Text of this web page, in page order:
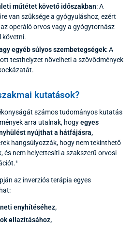
műtétet követő időszakban: A
van szüksége a gyógyuláshoz, ezért
operáló orvos vagy a gyógytornász
követni.
egyéb súlyos szembetegségek: A
testhelyzet növelheti a szövődmények
kutatások?
számos tudományos kutatás
arra utalnak, hogyegyes
nyújthat a hátfájásra,
hangsúlyozzák, hogy nem tekinthető
és nem helyettesíti a szakszerű orvosi
az inverziós terápia egyes
enyhítéséhez,
ellazításához,